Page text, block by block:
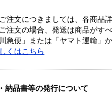
注文につきましては、各商品
注文の場合、発送は商品がす
急便」または「ヤマト運輸」
くはこちら
納品書等の発行について